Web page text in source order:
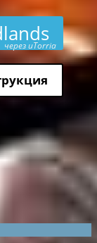
через uTorria